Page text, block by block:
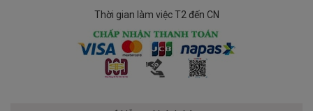
Thời gian làm việc T2 đến CN